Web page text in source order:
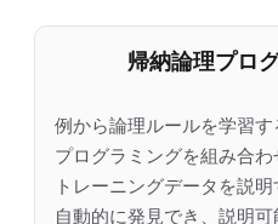
帰納論理プロ
例から論理ルールを学習
プログラミングを組み合わ
トレーニングデータを説
自動的に発見でき、説明